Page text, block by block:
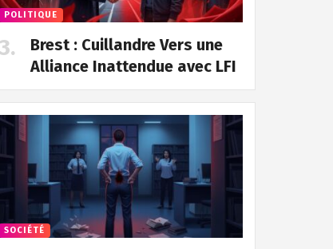
POLITIQUE
Brest : Cuillandre Vers une
Alliance Inattendue avec LFI
SOCIÉTÉ